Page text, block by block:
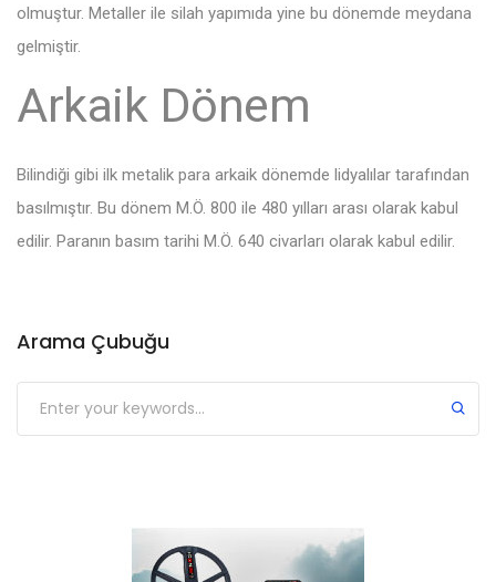
olmuştur. Metaller ile silah yapımıda yine bu dönemde meydana
gelmiştir.
Arkaik Dönem
Bilindiği gibi ilk metalik para arkaik dönemde lidyalılar tarafından
basılmıştır. Bu dönem M.Ö. 800 ile 480 yılları arası olarak kabul
edilir. Paranın basım tarihi M.Ö. 640 civarları olarak kabul edilir.
Arama Çubuğu